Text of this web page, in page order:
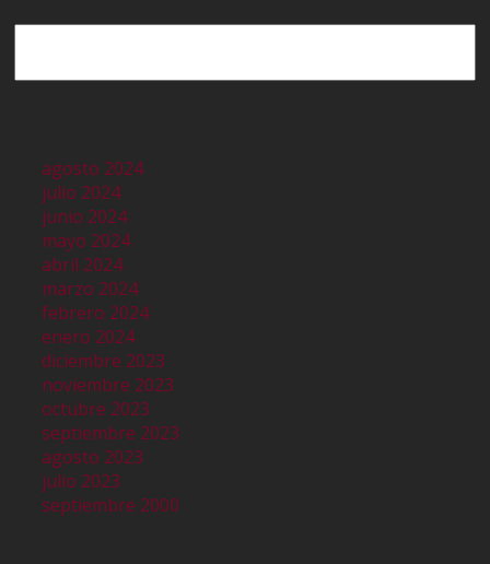
agosto 2024
julio 2024
junio 2024
mayo 2024
abril 2024
marzo 2024
febrero 2024
enero 2024
diciembre 2023
noviembre 2023
octubre 2023
septiembre 2023
agosto 2023
julio 2023
septiembre 2000